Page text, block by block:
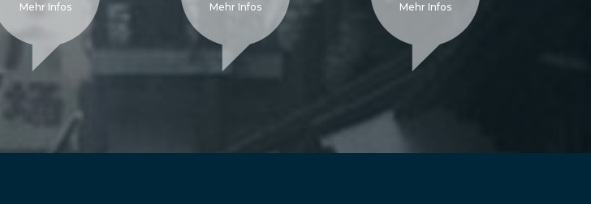
Mehr Infos Mehr Infos Mehr Infos